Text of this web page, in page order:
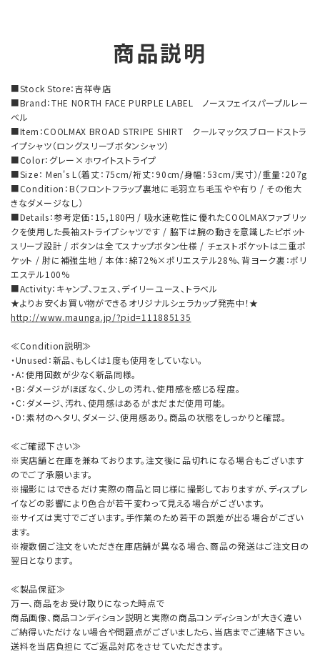
商品説明
■Stock Store：吉祥寺店
■Brand：THE NORTH FACE PURPLE LABEL ノースフェイスパープルレー
ベル
■Item：COOLMAX BROAD STRIPE SHIRT クールマックスブロードストラ
イプシャツ（ロングスリーブボタンシャツ）
■Color：グレー×ホワイトストライプ
■Size： Men's L（着丈：75cm/裄丈：90cm/身幅：53cm/実寸）/重量：207g
■Condition：B（フロントフラップ裏地に毛羽立ち毛玉やや有り / その他大
きなダメージなし）
■Details：参考定価：15,180円 / 吸水速乾性に優れたCOOLMAXファブリッ
クを使用した長袖ストライプシャツです / 脇下は腕の動きを意識したピボット
スリーブ設計 / ボタンは全てスナップボタン仕様 / チェストポケットは二重ポ
ケット / 肘に補強生地 / 本体：綿72%×ポリエステル28%、背ヨーク裏：ポリ
エステル100%
■Activity：キャンプ、フェス、デイリーユース、トラベル
★よりお安くお買い物ができるオリジナルシェラカップ発売中！★
http://www.maunga.jp/?pid=111885135
≪Condition説明≫
・Unused：新品、もしくは1度も使用をしていない。
・A：使用回数が少なく新品同様。
・B：ダメージがほぼなく、少しの汚れ、使用感を感じる程度。
・C：ダメージ、汚れ、使用感はあるがまだまだ使用可能。
・D：素材のヘタリ、ダメージ、使用感あり。商品の状態をしっかりと確認。
≪ご確認下さい≫
※実店舗と在庫を兼ねております。注文後に品切れになる場合もございます
のでご了承願います。
※撮影にはできるだけ実際の商品と同じ様に撮影しておりますが、ディスプレ
イなどの影響により色合が若干変わって見える場合がございます。
※サイズは実寸でございます。手作業のため若干の誤差が出る場合がござい
ます。
※複数個ご注文をいただき在庫店舗が異なる場合、商品の発送はご注文日の
翌日となります。
≪製品保証≫
万一、商品をお受け取りになった時点で
商品画像、商品コンディション説明と実際の商品コンディションが大きく違い
ご納得いただけない場合や問題点がございましたら、当店までご連絡下さい。
送料を当店負担にてご返品対応をさせていただきます。